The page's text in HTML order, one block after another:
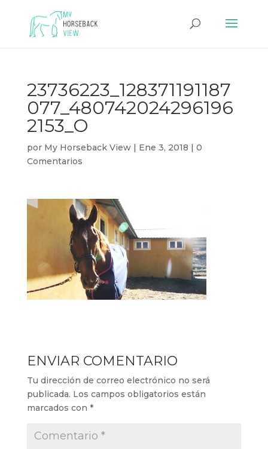
23736223_128371191187
077_480742024296196
2153_O
por My Horseback View| Ene 3, 2018 | 0
Comentarios
ENVIAR COMENTARIO
Tu dirección de correo electrónico no será
publicada. Los campos obligatorios están
marcados con *